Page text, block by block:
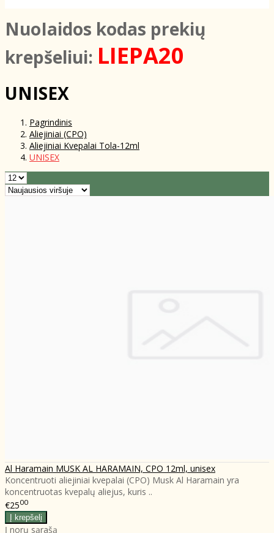
NuoIaidos kodas prekių
krepšeliui: LIEPA20
UNISEX
Pagrindinis
Aliejiniai (CPO)
Aliejiniai Kvepalai Tola-12ml
UNISEX
Al Haramain MUSK AL HARAMAIN, CPO 12ml, unisex
Koncentruoti aliejiniai kvepalai (CPO) Musk Al Haramain yra
koncentruotas kvepalų aliejus, kuris ..
€2500
Į norų sąrašą